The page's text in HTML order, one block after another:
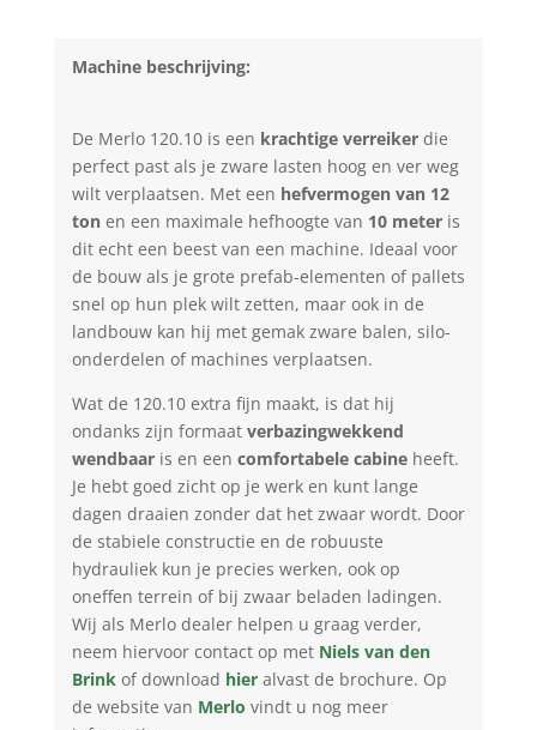
Machine beschrijving:
De Merlo 120.10 is een krachtige verreikerdie
perfect past als je zware lasten hoog en ver weg
wilt verplaatsen. Met een hefvermogen van 12
ton en een maximale hefhoogte van 10 meteris
dit echt een beest van een machine. Ideaal voor
de bouw als je grote prefab-elementen of pallets
snel op hun plek wilt zetten, maar ook in de
landbouw kan hij met gemak zware balen, silo-
onderdelen of machines verplaatsen.
Wat de 120.10 extra fijn maakt, is dat hij
ondanks zijn formaat verbazingwekkend
wendbaaris en een comfortabele cabineheeft.
Je hebt goed zicht op je werk en kunt lange
dagen draaien zonder dat het zwaar wordt. Door
de stabiele constructie en de robuuste
hydrauliek kun je precies werken, ook op
oneffen terrein of bij zwaar beladen ladingen.
Wij als Merlo dealer helpen u graag verder,
neem hiervoor contact op met Niels van den
Brinkof download hieralvast de brochure. Op
de website van Merlo vindt u nog meer